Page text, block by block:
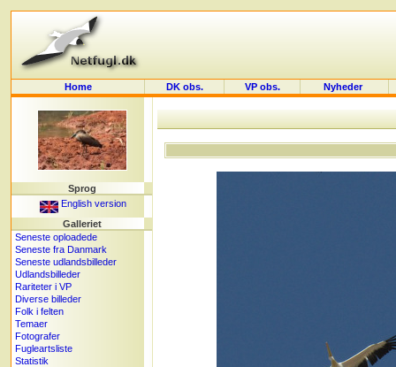
Home DK obs. VP obs. Nyheder
Sprog
English version
Galleriet
Seneste oploadede
Seneste fra Danmark
Seneste udlandsbilleder
Udlandsbilleder
Rariteter i VP
Diverse billeder
Folk i felten
Temaer
Fotografer
Fugleartsliste
Statistik